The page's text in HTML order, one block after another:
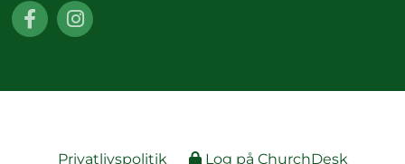
Privatlivspolitik Log på ChurchDesk